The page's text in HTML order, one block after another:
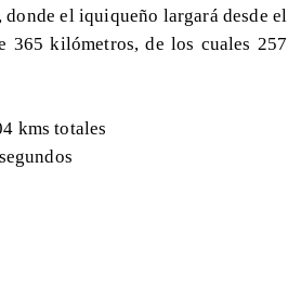
donde el iquiqueño largará desde el
365 kilómetros, de los cuales 257
kms totales